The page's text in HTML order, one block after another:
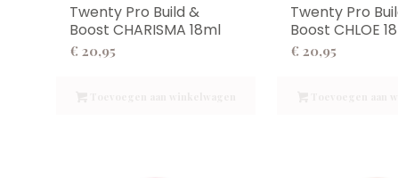
Twenty Pro Build &
Boost CHARISMA 18ml
€ 20,95
Twenty Pro
Boost CHLOE
€ 20,95